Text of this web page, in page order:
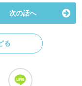
次の話へ
る